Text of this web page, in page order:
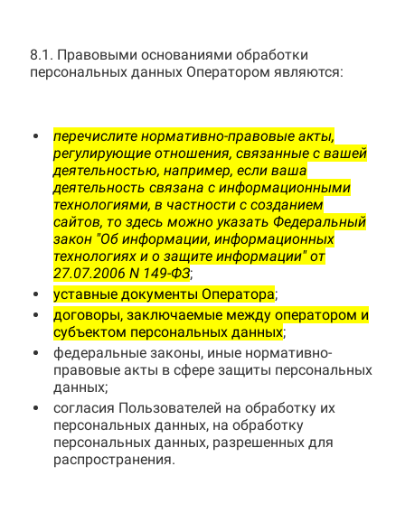
8.1. Правовыми основаниями обработки
персональных данных Оператором являются:
перечислите нормативно-правовые акты,
регулирующие отношения, связанные с вашей
деятельностью, например, если ваша
деятельность связана с информационными
технологиями, в частности с созданием
сайтов, то здесь можно указать Федеральный
закон "Об информации, информационных
технологиях и о защите информации" от
27.07.2006 N 149-ФЗ;
уставные документы Оператора;
договоры, заключаемые между оператором и
субъектом персональных данных;
федеральные законы, иные нормативно-
правовые акты в сфере защиты персональных
данных;
согласия Пользователей на обработку их
персональных данных, на обработку
персональных данных, разрешенных для
распространения.